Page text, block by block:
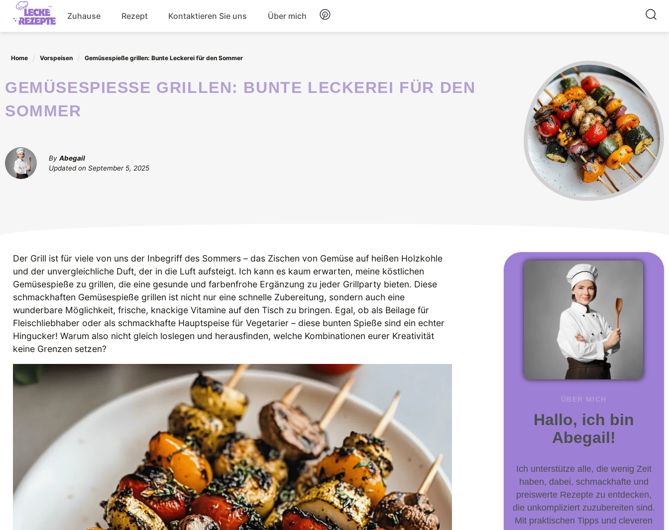
Skip
content
Zuhause Rezept Kontaktieren Sie uns Über mich
Home Vorspeisen Gemüsespieße grillen: Bunte Leckerei für den Sommer
GEMÜSESPIESSE GRILLEN: BUNTE LECKEREI FÜR DEN S
OMMER
By Abegail
Updated on September 5, 2025
Der Grill ist für viele von uns der Inbegriff des Sommers – das Zischen von Gemüse auf heißen Holzkohle
und der unvergleichliche Duft, der in die Luft aufsteigt. Ich kann es kaum erwarten, meine köstlichen
Gemüsespieße zu grillen, die eine gesunde und farbenfrohe Ergänzung zu jeder Grillparty bieten. Diese
schmackhaften Gemüsespieße grillen ist nicht nur eine schnelle Zubereitung, sondern auch eine
wunderbare Möglichkeit, frische, knackige Vitamine auf den Tisch zu bringen. Egal, ob als Beilage für
Fleischliebhaber oder als schmackhafte Hauptspeise für Vegetarier – diese bunten Spieße sind ein echter
Hingucker! Warum also nicht gleich loslegen und herausfinden, welche Kombinationen eurer Kreativität
keine Grenzen setzen?
ÜBER MICH
Hallo, ich bin
Abegail!
Ich unterstütze alle, die wenig Zeit
haben, dabei, schmackhafte und
preiswerte Rezepte zu entdecken,
die unkompliziert zuzubereiten sind.
Mit praktischen Tipps und cleveren